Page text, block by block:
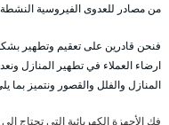
من مصادر للعدوى الفيروسية النشطة
فنحن قادرين على تعقيم وتطهير
ارضاء العملاء في تطهير المنازل
المنازل والفلل والقصور ونتميز بما
فك الأجهزة الكهربائية التي تحتاج